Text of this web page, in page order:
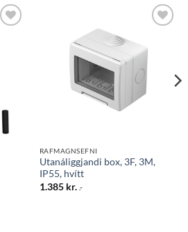
óskalista
RAFMAGNSEFNI
Utanáliggjandi box, 3F, 3M,
IP55, hvítt
1.385 kr. .-